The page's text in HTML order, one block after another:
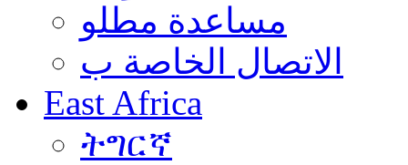
مساعدة مطلو
الاتصال الخاصة ب
East Africa
ትግርኛ